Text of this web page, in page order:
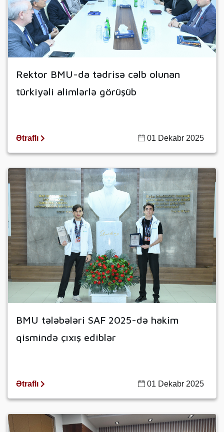
Rektor BMU-da tədrisə cəlb olunan
türkiyəli alimlərlə görüşüb
Ətraflı 01 Dekabr 2025
BMU tələbələri SAF 2025-də hakim
qismində çıxış ediblər
Ətraflı 01 Dekabr 2025